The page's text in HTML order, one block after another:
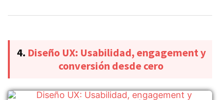
4. Diseño UX: Usabilidad, engagement y
conversión desde cero